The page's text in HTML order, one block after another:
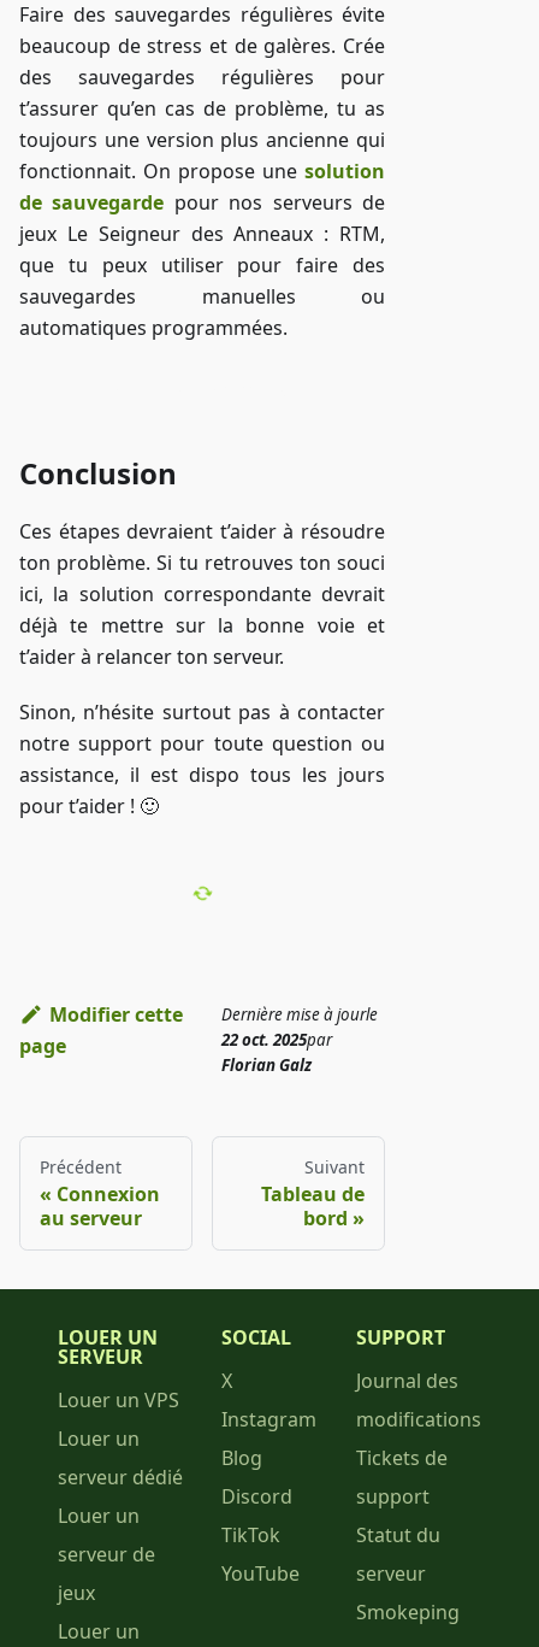
Faire des sauvegardes régulières évite
beaucoup de stress et de galères. Crée
des sauvegardes régulières pour
t’assurer qu’en cas de problème, tu as
toujours une version plus ancienne qui
fonctionnait. On propose une solution
de sauvegarde pour nos serveurs de
jeux Le Seigneur des Anneaux : RTM,
que tu peux utiliser pour faire des
sauvegardes manuelles ou
automatiques programmées.
Conclusion
Ces étapes devraient t’aider à résoudre
ton problème. Si tu retrouves ton souci
ici, la solution correspondante devrait
déjà te mettre sur la bonne voie et
t’aider à relancer ton serveur.
Sinon, n’hésite surtout pas à contacter
notre support pour toute question ou
assistance, il est dispo tous les jours
pour t’aider ! 🙂
Modifier cette
page
Dernière mise à jourle
22 oct. 2025par
Florian Galz
Précédent
Connexion
au serveur
Suivant
Tableau de
bord
LOUER UN
SERVEUR
Louer un VPS
Louer un
serveur dédié
Louer un
serveur de
jeux
Louer un
SOCIAL
X
Instagram
Blog
Discord
TikTok
YouTube
SUPPORT
Journal des
modifications
Tickets de
support
Statut du
serveur
Smokeping